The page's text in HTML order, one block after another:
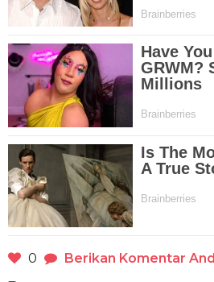
0 Berikan Komentar